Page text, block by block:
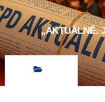
„AKTUÁLNĚ.